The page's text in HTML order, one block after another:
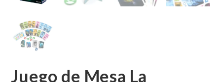
Juego de Mesa La